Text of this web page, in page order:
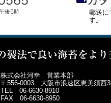
郵送に
す。
株式会社河幸 営業本部
〒556-0003 大阪市浪速区恵美須西
TEL 06-6630-8910
FAX 06-6630-8950